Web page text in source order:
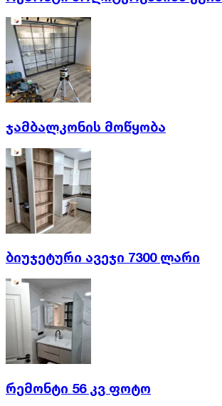
ჯამბალკონის მოწყობა
ბიუჯეტური ავეჯი 7300 ლარი
რემონტი 56 კვ ფოტო